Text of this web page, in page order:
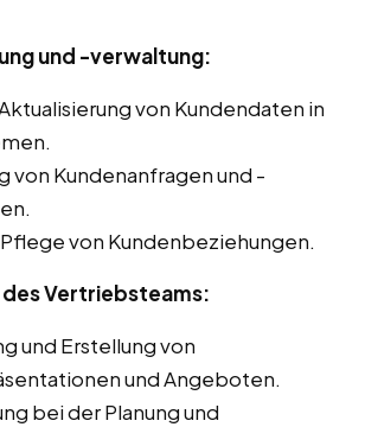
und -verwaltung:
von Kundendaten in
von Kundenanfragen und -
von Kundenbeziehungen.
Vertriebsteams:
und Erstellung von
und Angeboten.
bei der Planung und